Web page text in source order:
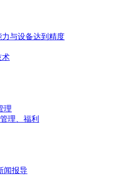
力与设备达到精度
术
理
理、福利
闻报导